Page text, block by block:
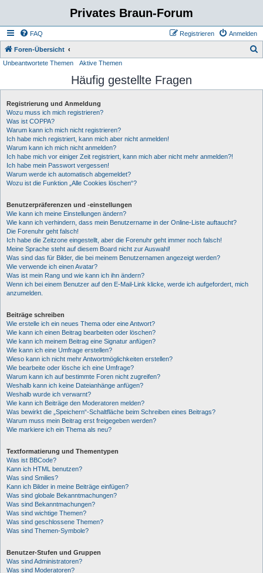
Privates Braun-Forum
FAQ Anmelden
Registrieren
Foren-Übersicht
h
Unbeantwortete Themen Aktive Themen
Häufig gestellte Fragen
Registrierung und Anmeldung
Wozu muss ich mich registrieren?
Was ist COPPA?
Warum kann ich mich nicht registrieren?
Ich habe mich registriert, kann mich aber nicht anmelden!
Warum kann ich mich nicht anmelden?
Ich habe mich vor einiger Zeit registriert, kann mich aber nicht mehr anmelden?!
Ich habe mein Passwort vergessen!
Warum werde ich automatisch abgemeldet?
Wozu ist die Funktion „Alle Cookies löschen“?
Benutzerpräferenzen und -einstellungen
Wie kann ich meine Einstellungen ändern?
Wie kann ich verhindern, dass mein Benutzername in der Online-Liste auftaucht?
Die Forenuhr geht falsch!
Ich habe die Zeitzone eingestellt, aber die Forenuhr geht immer noch falsch!
Meine Sprache steht auf diesem Board nicht zur Auswahl!
Was sind das für Bilder, die bei meinem Benutzernamen angezeigt werden?
Wie verwende ich einen Avatar?
Was ist mein Rang und wie kann ich ihn ändern?
Wenn ich bei einem Benutzer auf den E-Mail-Link klicke, werde ich aufgefordert, mich
anzumelden.
Beiträge schreiben
Wie erstelle ich ein neues Thema oder eine Antwort?
Wie kann ich einen Beitrag bearbeiten oder löschen?
Wie kann ich meinem Beitrag eine Signatur anfügen?
Wie kann ich eine Umfrage erstellen?
Wieso kann ich nicht mehr Antwortmöglichkeiten erstellen?
Wie bearbeite oder lösche ich eine Umfrage?
Warum kann ich auf bestimmte Foren nicht zugreifen?
Weshalb kann ich keine Dateianhänge anfügen?
Weshalb wurde ich verwarnt?
Wie kann ich Beiträge den Moderatoren melden?
Was bewirkt die „Speichern“-Schaltfläche beim Schreiben eines Beitrags?
Warum muss mein Beitrag erst freigegeben werden?
Wie markiere ich ein Thema als neu?
Textformatierung und Thementypen
Was ist BBCode?
Kann ich HTML benutzen?
Was sind Smilies?
Kann ich Bilder in meine Beiträge einfügen?
Was sind globale Bekanntmachungen?
Was sind Bekanntmachungen?
Was sind wichtige Themen?
Was sind geschlossene Themen?
Was sind Themen-Symbole?
Benutzer-Stufen und Gruppen
Was sind Administratoren?
Was sind Moderatoren?